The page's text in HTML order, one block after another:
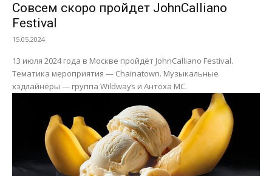
Совсем скоро пройдет JohnCalliano
Festival
15.05.2024
13 июля 2024 года в Москве пройдёт JohnCalliano Festival.
Тематика мероприятия — Chainatown. Музыкальные
хэдлайнеры — группа Wildways и Антоха MC.